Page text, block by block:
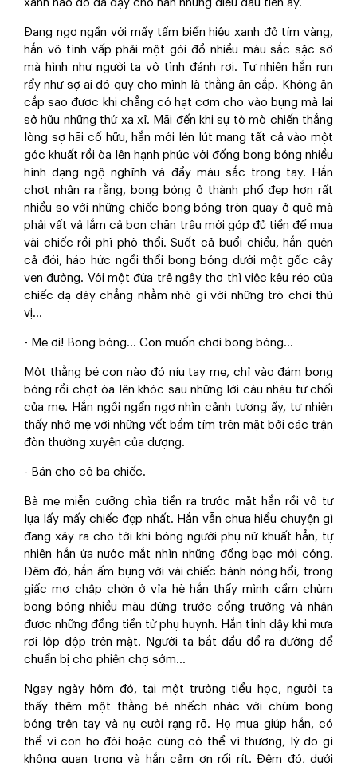
xanh nào đó đã dạy cho hắn những điều đầu tiên ấy.
Đang ngơ ngẩn với mấy tấm biển hiệu xanh đỏ tím vàng,
hắn vô tình vấp phải một gói đồ nhiều màu sắc sặc sỡ
mà hình như người ta vô tình đánh rơi. Tự nhiên hắn run
rẩy như sợ ai đó quy cho mình là thằng ăn cắp. Không ăn
cắp sao được khi chẳng có hạt cơm cho vào bụng mà lại
sở hữu những thứ xa xỉ. Mãi đến khi sự tò mò chiến thắng
lòng sợ hãi cố hữu, hắn mới lén lút mang tất cả vào một
góc khuất rồi òa lên hạnh phúc với đống bong bóng nhiều
hình dạng ngộ nghĩnh và đầy màu sắc trong tay. Hắn
chợt nhận ra rằng, bong bóng ở thành phố đẹp hơn rất
nhiều so với những chiếc bong bóng tròn quay ở quê mà
phải vất vả lắm cả bọn chăn trâu mới góp đủ tiền để mua
vài chiếc rồi phì phò thổi. Suốt cả buổi chiều, hắn quên
cả đói, háo hức ngồi thổi bong bóng dưới một gốc cây
ven đường. Với một đứa trẻ ngây thơ thì việc kêu réo của
chiếc dạ dày chẳng nhằm nhò gì với những trò chơi thú
vị...
- Mẹ ơi! Bong bóng... Con muốn chơi bong bóng...
Một thằng bé con nào đó níu tay mẹ, chỉ vào đám bong
bóng rồi chợt òa lên khóc sau những lời càu nhàu từ chối
của mẹ. Hắn ngồi ngẩn ngơ nhìn cảnh tượng ấy, tự nhiên
thấy nhớ mẹ với những vết bầm tím trên mặt bởi các trận
đòn thường xuyên của dượng.
- Bán cho cô ba chiếc.
Bà mẹ miễn cưỡng chìa tiền ra trước mặt hắn rồi vô tư
lựa lấy mấy chiếc đẹp nhất. Hắn vẫn chưa hiểu chuyện gì
đang xảy ra cho tới khi bóng người phụ nữ khuất hẳn, tự
nhiên hắn ứa nước mắt nhìn những đồng bạc mới cóng.
Đêm đó, hắn ấm bụng với vài chiếc bánh nóng hổi, trong
giấc mơ chập chờn ở vỉa hè hắn thấy mình cầm chùm
bong bóng nhiều màu đứng trước cổng trường và nhận
được những đồng tiền từ phụ huynh. Hắn tỉnh dậy khi mưa
rơi lộp độp trên mặt. Người ta bắt đầu đổ ra đường để
chuẩn bị cho phiên chợ sớm...
Ngay ngày hôm đó, tại một trường tiểu học, người ta
thấy thêm một thằng bé nhếch nhác với chùm bong
bóng trên tay và nụ cười rạng rỡ. Họ mua giúp hắn, có
thể vì con họ đòi hoặc cũng có thể vì thương, lý do gì
không quan trọng và hắn cảm ơn rối rít. Đêm đó, dưới